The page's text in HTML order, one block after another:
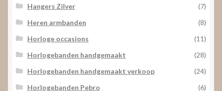
Hangers Zilver
(7)
Heren armbanden
(8)
Horloge occasions
(11)
Horlogebanden handgemaakt
(28)
Horlogebanden handgemaakt verkoop
(24)
Horlogebanden Pebro
(6)